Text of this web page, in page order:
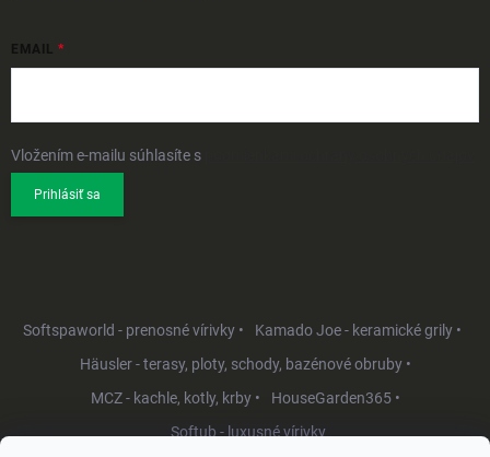
EMAIL
Vložením e-mailu súhlasíte s
Prihlásiť sa
Softspaworld - prenosné vírivky •
Kamado Joe - keramické grily •
Häusler - terasy, ploty, schody, bazénové obruby •
MCZ - kachle, kotly, krby •
HouseGarden365 •
Softub - luxusné vírivky